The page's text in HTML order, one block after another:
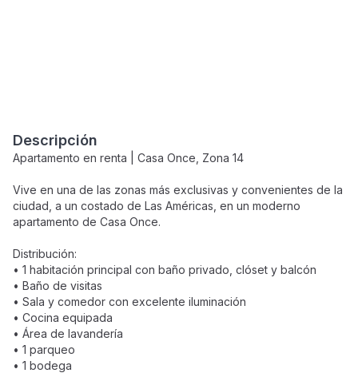
Descripción
Apartamento en renta | Casa Once, Zona 14
Vive en una de las zonas más exclusivas y convenientes de la
ciudad, a un costado de Las Américas, en un moderno
apartamento de Casa Once.
Distribución:
• 1 habitación principal con baño privado, clóset y balcón
• Baño de visitas
• Sala y comedor con excelente iluminación
• Cocina equipada
• Área de lavandería
• 1 parqueo
• 1 bodega